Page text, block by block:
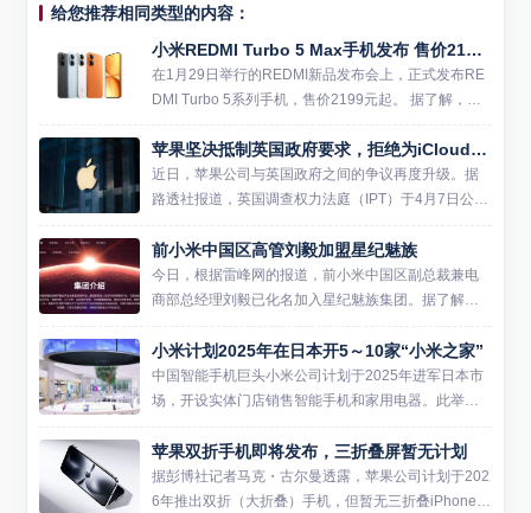
给您推荐相同类型的内容：
小米REDMI Turbo 5 Max手机发布 售价2199元起
在1月29日举行的REDMI新品发布会上，正式发布RE
DMI Turbo 5系列手机，售价2199元起。 据了解，新
机搭载天玑9500s旗舰芯片与3D冰封循环冷泵散热，
配合9000mAh小米金沙江电池与1...
苹果坚决抵制英国政府要求，拒绝为iCloud加密系统开后门
近日，苹果公司与英国政府之间的争议再度升级。据
路透社报道，英国调查权力法庭（IPT）于4月7日公布
了书面裁决，确认苹果正在挑战英国政府要求其为iClo
ud加密系统开设监管后门的命令。与此同时，法庭驳
回了英...
前小米中国区高管刘毅加盟星纪魅族
今日，根据雷峰网的报道，前小米中国区副总裁兼电
商部总经理刘毅已化名加入星纪魅族集团。据了解，
刘毅是小米的早期员工之一，并在公司内担任过多个
重要职务。他在2015年加入小米后，参与了公司在印
度市场的开拓工作...
小米计划2025年在日本开5～10家“小米之家”
中国智能手机巨头小米公司计划于2025年进军日本市
场，开设实体门店销售智能手机和家用电器。此举旨
在将小米在中国市场成功的“智能家”商业模式复制到日
本，并进一步扩大其在海外的影响力。 小米计划首先
在东京圈开...
苹果双折手机即将发布，三折叠屏暂无计划
据彭博社记者马克・古尔曼透露，苹果公司计划于202
6年推出双折（大折叠）手机，但暂无三折叠iPhone的